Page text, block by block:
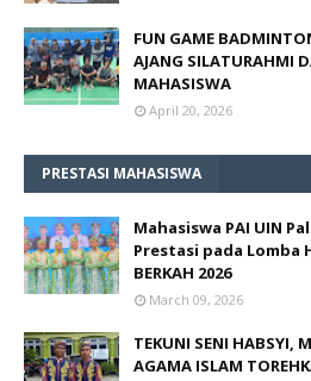
FUN GAME
AJANG SILATURAHMI
MAHASISWA
April 20, 2026
PRESTASI MAHASISWA
Mahasiswa PAI UIN
Prestasi pada Lomba
BERKAH 2026
March 09, 2026
TEKUNI SENI HABSYI,
AGAMA ISLAM